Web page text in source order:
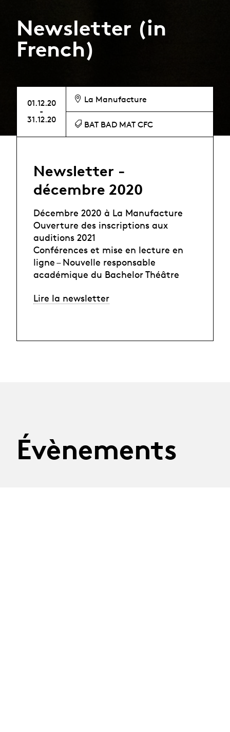
Newsletter (in
French)
01.12.20
-
31.12.20
La Manufacture
BAT BAD MAT CFC
Newsletter -
décembre 2020
Décembre 2020 à La Manufacture
Ouverture des inscriptions aux
auditions 2021
Conférences et mise en lecture en
ligne – Nouvelle responsable
académique du Bachelor Théâtre
Lire la newsletter
Évènements